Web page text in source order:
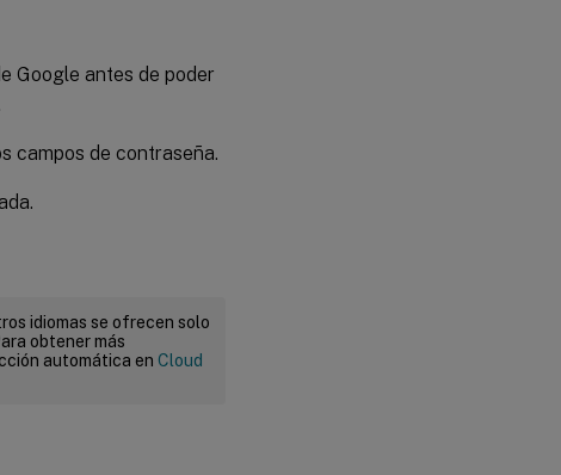
Google antes de poder
campos de contraseña.
idiomas se ofrecen solo
obtener más
automática en Cloud